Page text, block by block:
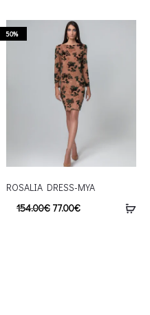
50%
ROSALIA DRESS-MYA
154.00€ 77.00€